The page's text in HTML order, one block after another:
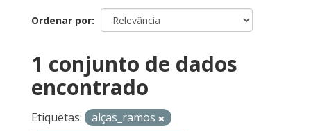
Ordenar por
1 conjunto de dados
encontrado
Etiquetas:
alças_ramos